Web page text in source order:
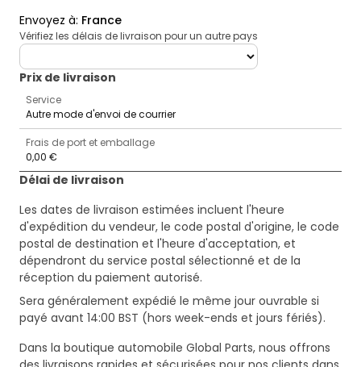
Envoyez à: France
Vérifiez les délais de livraison pour un autre pays
deliveryCountry
Prix ​​de livraison
Service
Autre mode d'envoi de courrier
Frais de port et emballage
0,00 €
Délai de livraison
Les dates de livraison estimées incluent l'heure
d'expédition du vendeur, le code postal d'origine, le code
postal de destination et l'heure d'acceptation, et
dépendront du service postal sélectionné et de la
réception du paiement autorisé.
Sera généralement expédié le même jour ouvrable si
payé avant 14:00 BST (hors week-ends et jours fériés).
Dans la boutique automobile Global Parts, nous offrons